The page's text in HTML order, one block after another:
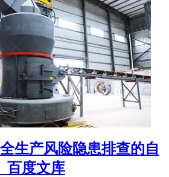
生产风险隐患排查的自
百度文库